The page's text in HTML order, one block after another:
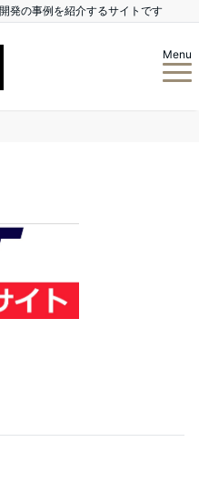
発の事例を紹介するサイトです
Menu